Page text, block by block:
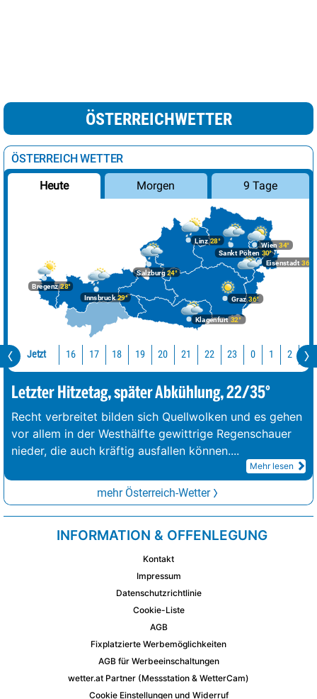
ÖSTERREICHWETTER
ÖSTERREICH WETTER
Heute Morgen 9 Tage
Bregenz28°
Graz36°
Innsbruck29°
Klagenfurt 32°
Linz28°
Salzburg24°
Wien 34°
Eisenstadt 36°
Sankt Pölten 30°
Jetzt 16 17 18 19 20 21 22 23 0 1 2 3
Letzter Hitzetag, später Abkühlung, 22/35°
Recht verbreitet bilden sich Quellwolken und es gehen
vor allem in der Westhälfte gewittrige Regenschauer
nieder, die auch kräftig ausfallen können....
Mehr lesen
mehr Österreich-Wetter
INFORMATION & OFFENLEGUNG
Kontakt
Impressum
Datenschutzrichtlinie
Cookie-Liste
AGB
Fixplatzierte Werbemöglichkeiten
AGB für Werbeeinschaltungen
wetter.at Partner (Messstation & WetterCam)
Cookie Einstellungen und Widerruf